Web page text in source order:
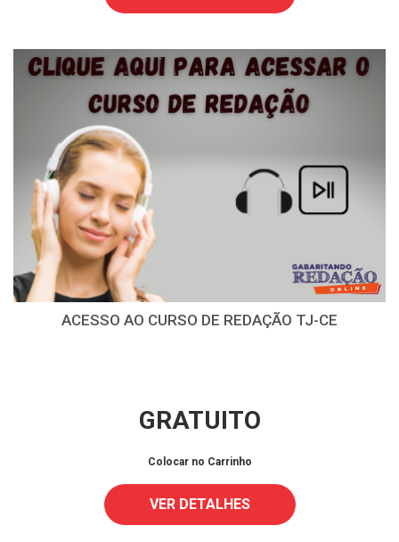
ACESSO AO CURSO DE REDAÇÃO TJ-CE
GRATUITO
Colocar no Carrinho
VER DETALHES